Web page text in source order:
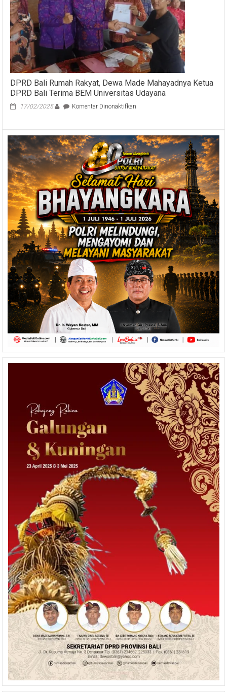
Bali
Dalami
Dugaan
Fungsi
Tahura
Ngurah
DPRD Bali Rumah Rakyat, Dewa Made Mahayadnya Ketua
DPRD Bali Terima BEM Universitas Udayana
17/02/2025 Komentar Dinonaktifkan
Rakyat,
Dewa
Made
Mahayadnya
Ketua
DPRD
Bali
Terima
BEM
Universitas
Udayana